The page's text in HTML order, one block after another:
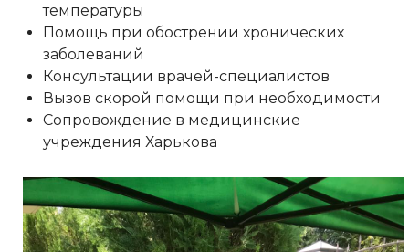
температуры
Помощь при обострении хронических
заболеваний
Консультации врачей-специалистов
Вызов скорой помощи при необходимости
Сопровождение в медицинские
учреждения Харькова